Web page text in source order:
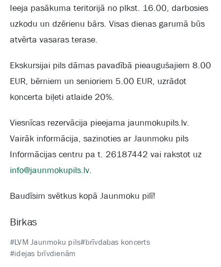
Ieeja pasākuma teritorijā no plkst. 16.00, darbosies
uzkodu un dzērienu bārs. Visas dienas garumā būs
atvērta vasaras terase.
Ekskursijai pils dāmas pavadībā pieaugušajiem 8.00
EUR, bērniem un senioriem 5.00 EUR, uzrādot
koncerta biļeti atlaide 20%.
Viesnīcas rezervācija pieejama jaunmokupils.lv.
Vairāk informācija, sazinoties ar Jaunmoku pils
Informācijas centru pa t. 26187442 vai rakstot uz
info@jaunmokupils.lv.
Baudīsim svētkus kopā Jaunmoku pilī!
Birkas
#LVM Jaunmoku pils#brīvdabas koncerts
#idejas brīvdienām